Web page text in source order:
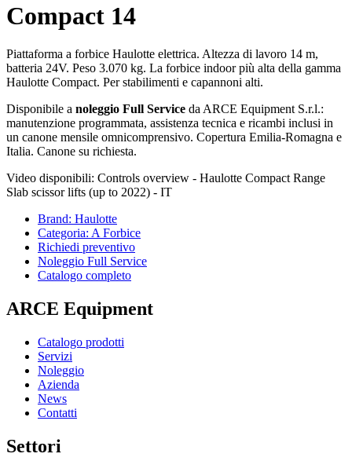
Compact 14
Piattaforma a forbice Haulotte elettrica. Altezza di lavoro 14 m,
batteria 24V. Peso 3.070 kg. La forbice indoor più alta della gamma
Haulotte Compact. Per stabilimenti e capannoni alti.
Disponibile a noleggio Full Service da ARCE Equipment S.r.l.:
manutenzione programmata, assistenza tecnica e ricambi inclusi in
un canone mensile omnicomprensivo. Copertura Emilia-Romagna e
Italia. Canone su richiesta.
Video disponibili: Controls overview - Haulotte Compact Range
Slab scissor lifts (up to 2022) - IT
Brand: Haulotte
Categoria: A Forbice
Richiedi preventivo
Noleggio Full Service
Catalogo completo
ARCE Equipment
Catalogo prodotti
Servizi
Noleggio
Azienda
News
Contatti
Settori